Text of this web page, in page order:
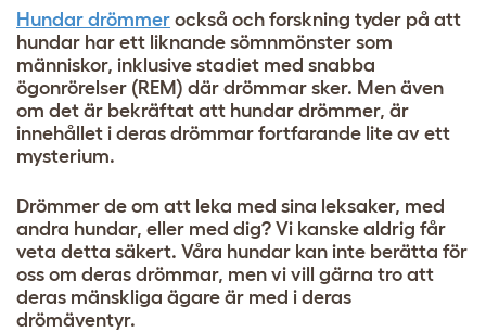
Hundar drömmer också och forskning tyder på att
hundar har ett liknande sömnmönster som
människor, inklusive stadiet med snabba
ögonrörelser (REM) där drömmar sker. Men även
om det är bekräftat att hundar drömmer, är
innehållet i deras drömmar fortfarande lite av ett
mysterium.
Drömmer de om att leka med sina leksaker, med
andra hundar, eller med dig? Vi kanske aldrig får
veta detta säkert. Våra hundar kan inte berätta för
oss om deras drömmar, men vi vill gärna tro att
deras mänskliga ägare är med i deras
drömäventyr.